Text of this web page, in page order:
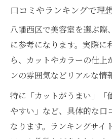
口コミやランキングで理
八幡西区で美容室を選ぶ際
に参考になります。実際に
ら、カットやカラーの仕上
ンの雰囲気などリアルな情
特に「カットがうまい」「
やすい」など、具体的な口
なります。ランキングサイ